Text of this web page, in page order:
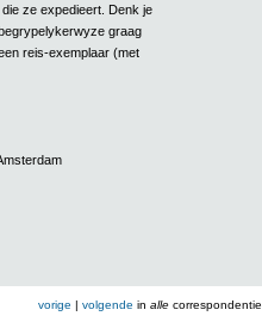
ze expedieert. Denk je
graag
reis-exemplaar (met
vorige | volgende in allecorrespondentie